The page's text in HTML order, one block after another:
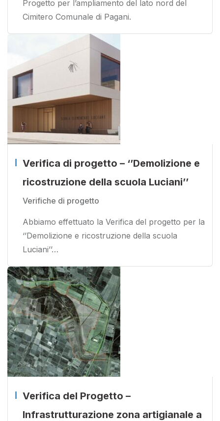
Progetto per l’ampliamento del lato nord del
Cimitero Comunale di Pagani.
Verifica di progetto – ‘’Demolizione e
ricostruzione della scuola Luciani’’
Verifiche di progetto
Abbiamo effettuato la Verifica del progetto per la
‘’Demolizione e ricostruzione della scuola
Luciani’’…
Verifica del Progetto –
Infrastrutturazione zona artigianale a